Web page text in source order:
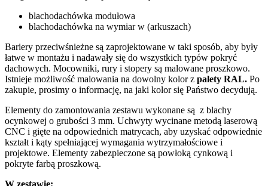
blachodachówka modułowa
blachodachówka na wymiar w (arkuszach)
Bariery przeciwśnieżne są zaprojektowane w taki sposób, aby były
łatwe w montażu i nadawały się do wszystkich typów pokryć
dachowych. Mocowniki, rury i stopery są malowane proszkowo.
Istnieje możliwość malowania na dowolny kolor z palety RAL. Po
zakupie, prosimy o informację, na jaki kolor się Państwo decydują.
Elementy do zamontowania zestawu wykonane są z blachy
ocynkowej o grubości 3 mm. Uchwyty wycinane metodą laserową
CNC i gięte na odpowiednich matrycach, aby uzyskać odpowiednie
kształt i kąty spełniającej wymagania wytrzymałościowe i
projektowe. Elementy zabezpieczone są powłoką cynkową i
pokryte farbą proszkową.